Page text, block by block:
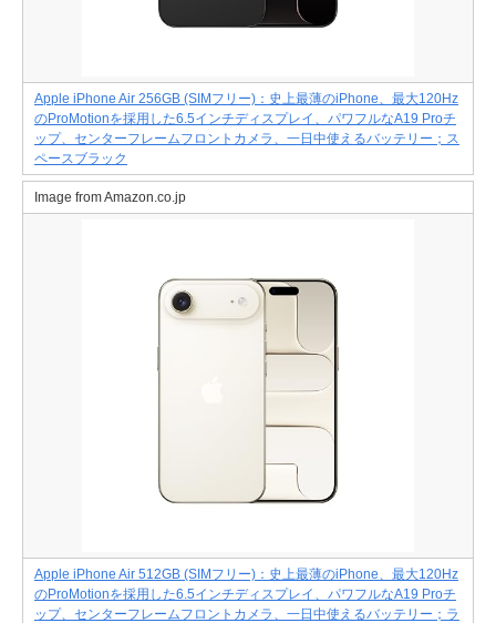
Apple iPhone Air 256GB (SIMフリー)：史上最薄のiPhone、最大120Hz
のProMotionを採用した6.5インチディスプレイ、パワフルなA19 Proチ
ップ、センターフレームフロントカメラ、一日中使えるバッテリー；ス
ペースブラック
Image from Amazon.co.jp
Apple iPhone Air 512GB (SIMフリー)：史上最薄のiPhone、最大120Hz
のProMotionを採用した6.5インチディスプレイ、パワフルなA19 Proチ
ップ、センターフレームフロントカメラ、一日中使えるバッテリー；ラ